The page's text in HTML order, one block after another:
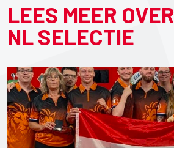
LEES MEER OVER
NL SELECTIE